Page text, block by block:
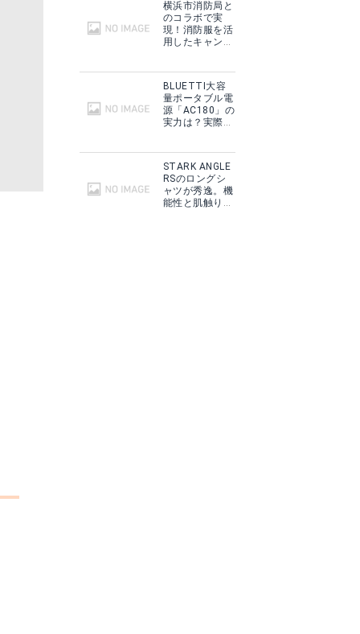
横浜市消防局と
のコラボで実
現！消防服を活
用したキャンプ
BLUETTI大容
量ポータブル電
源「AC180」の
実力は？実際に
STARK ANGLE
RSのロングシ
ャツが秀逸。機
能性と肌触りに